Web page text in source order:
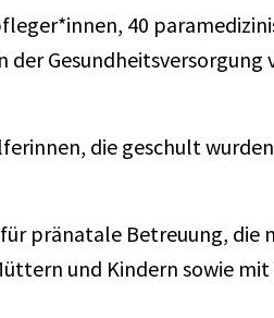
40
die geschult
pränatale Betreuung,
und Kindern sowie mit